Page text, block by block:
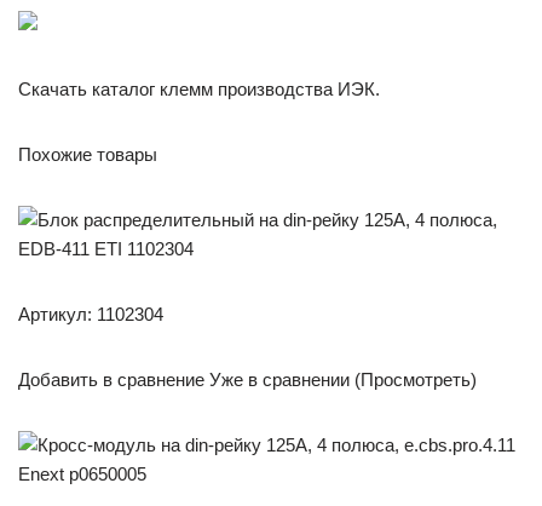
Скачать каталог клемм производства ИЭК.
Похожие товары
Артикул: 1102304
Добавить в сравнение Уже в сравнении (Просмотреть)